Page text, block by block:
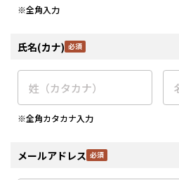
※全角入力
氏名(カナ)
※全角カタカナ入力
メールアドレス